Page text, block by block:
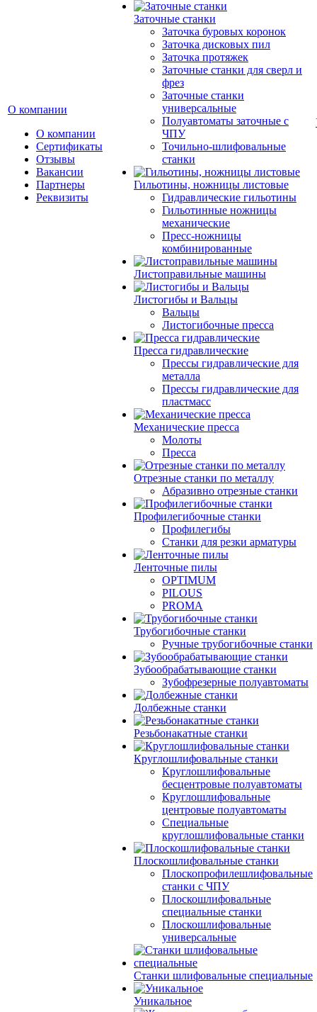
О компании
О компании
Сертификаты
Отзывы
Вакансии
Партнеры
Реквизиты
Заточные станки
Заточка буровых коронок
Заточка дисковых пил
Заточка протяжек
Заточные станки для сверл и
фрез
Заточные станки
универсальные
Полуавтоматы заточные с
ЧПУ
Точильно-шлифовальные
станки
Гильотины, ножницы листовые
Гидравлические гильотины
Гильотинные ножницы
механические
Пресс-ножницы
комбинированные
Листоправильные машины
Листогибы и Вальцы
Вальцы
Листогибочные пресса
Пресса гидравлические
Прессы гидравлические для
металла
Прессы гидравлические для
пластмасс
Механические пресса
Молоты
Пресса
Отрезные станки по металлу
Абразивно отрезные станки
Профилегибочные станки
Профилегибы
Станки для резки арматуры
Ленточные пилы
OPTIMUM
PILOUS
PROMA
Трубогибочные станки
Ручные трубогибочные станки
Зубообрабатывающие станки
Зубофрезерные полуавтоматы
Долбежные станки
Резьбонакатные станки
Круглошлифовальные станки
Круглошлифовальные
бесцентровые полуавтоматы
Круглошлифовальные
центровые полуавтоматы
Специальные
круглошлифовальные станки
Плоскошлифовальные станки
Плоскопрофилешлифовальные
станки с ЧПУ
Плоскошлифовальные
специальные станки
Плоскошлифовальные
универсальные
Станки шлифовальные специальные
Уникальное